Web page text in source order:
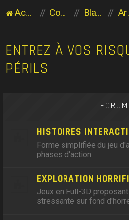
Accueil du forum Communauté des Planaviens Blabla entre Planaviens
ENTREZ À VOS
PÉRILS
FORUM
HISTOIRES
Forme simplifiée du jeu
phases d'action
EXPLORATION
Jeux en Full-3D
stressante sur fond